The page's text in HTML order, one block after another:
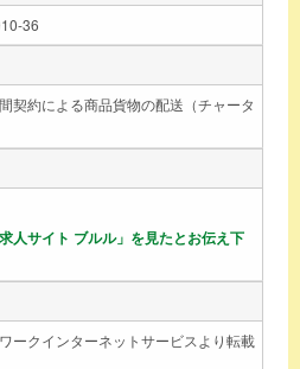
36
契約による商品貨物の配送（チャータ
人サイト ブルル」を見たとお伝え下
ークインターネットサービスより転載